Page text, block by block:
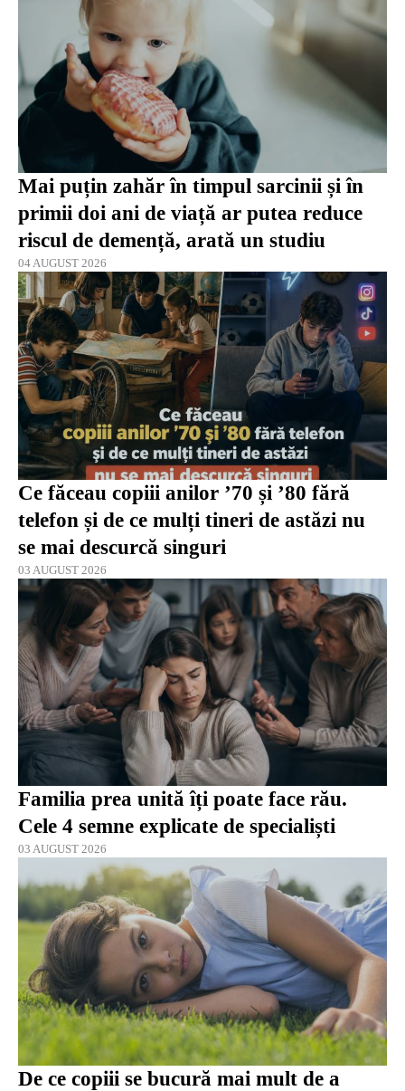
Mai puțin zahăr în timpul sarcinii și în
primii doi ani de viață ar putea reduce
riscul de demență, arată un studiu
04 AUGUST 2026
Ce făceau copiii anilor ’70 și ’80 fără
telefon și de ce mulți tineri de astăzi nu
se mai descurcă singuri
03 AUGUST 2026
Familia prea unită îți poate face rău.
Cele 4 semne explicate de specialiști
03 AUGUST 2026
De ce copiii se bucură mai mult de a